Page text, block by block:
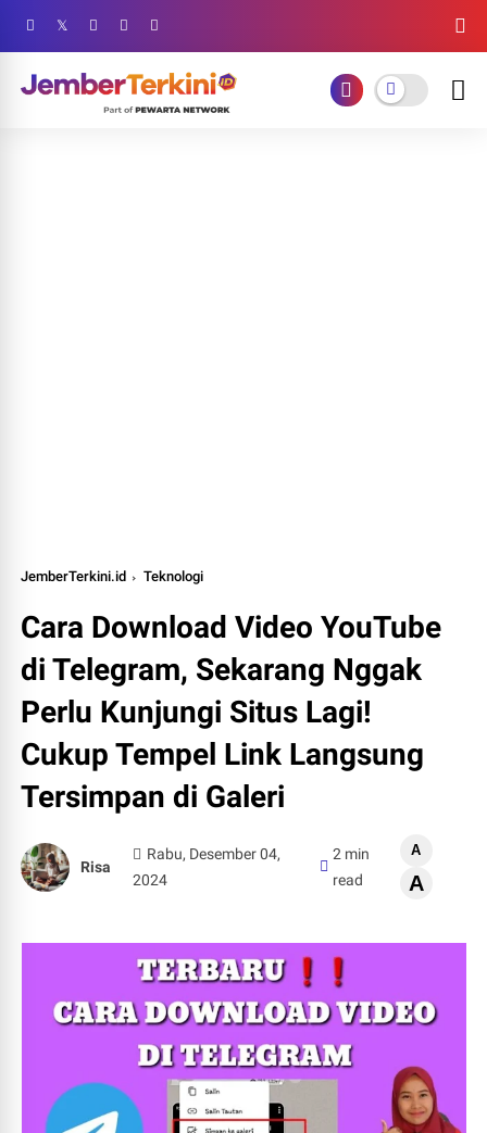
JemberTerkini.id Teknologi
Cara Download Video YouTube
di Telegram, Sekarang Nggak
Perlu Kunjungi Situs Lagi!
Cukup Tempel Link Langsung
Tersimpan di Galeri
Risa
Rabu, Desember 04,
2024
2 min
read
A
A